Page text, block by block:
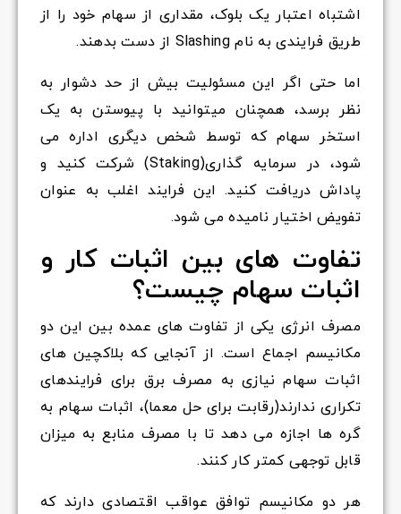
اشتباه اعتبار یک بلوک، مقداری از سهام خود را از
طریق فرایندی به نام Slashing از دست بدهند.
اما حتی اگر این مسئولیت بیش از حد دشوار به
نظر برسد، همچنان میتوانید با پیوستن به یک
استخر سهام که توسط شخص دیگری اداره می
شود، در سرمایه گذاری(Staking) شرکت کنید و
پاداش دریافت کنید. این فرایند اغلب به عنوان
تفویض اختیار نامیده می شود.
تفاوت های بین اثبات کار و
اثبات سهام چیست؟
مصرف انرژی یکی از تفاوت های عمده بین این دو
مکانیسم اجماع است. از آنجایی که بلاکچین های
اثبات سهام نیازی به مصرف برق برای فرایندهای
تکراری ندارند(رقابت برای حل معما)، اثبات سهام به
گره ها اجازه می دهد تا با مصرف منابع به میزان
قابل توجهی کمتر کار کنند.
هر دو مکانیسم توافق عواقب اقتصادی دارند که